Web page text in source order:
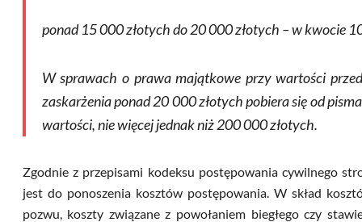
ponad 15 000 złotych do 20 000 złotych – w kwocie
W sprawach o prawa majątkowe przy wartości
zaskarżenia ponad 20 000 złotych pobiera się od
wartości, nie więcej jednak niż 200 000 złotych.
Zgodnie z przepisami kodeksu postępowania cywilnego
jest do ponoszenia kosztów postępowania. W skład
pozwu, koszty związane z powołaniem biegłego czy